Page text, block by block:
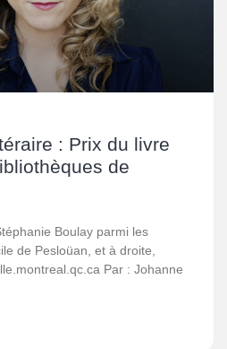
: Prix du livre
de
Boulay parmi les
de Pesloüan, et à droite,
Par : Johanne